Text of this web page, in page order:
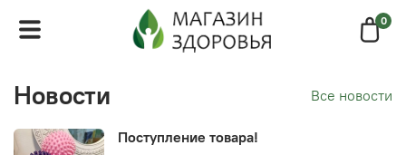
0
Новости Все новости
Поступление товара!